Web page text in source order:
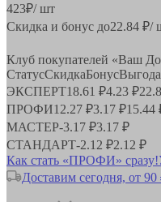
423₽/ шт
Скидка и бонус до22.84 ₽/
Клуб покупателей «Ваш
СтатусСкидкаБонусВыгода
ЭКСПЕРТ18.61 ₽4.23 ₽
ПРОФИ12.27 ₽3.17 ₽15.44
МАСТЕР-3.17 ₽3.17 ₽
СТАНДАРТ-2.12 ₽2.12 ₽
Как стать «ПРОФИ» сразу!
Доставим сегодня, от 90